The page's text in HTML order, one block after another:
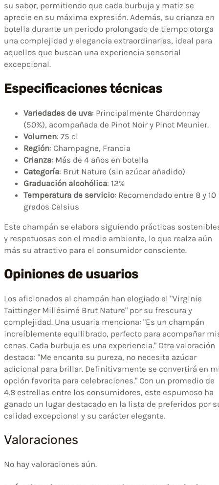
su sabor, permitiendo que cada burbuja y matiz se
aprecie en su máxima expresión. Además, su crianza en
botella durante un periodo prolongado de tiempo otorga
una complejidad y elegancia extraordinarias, ideal para
aquellos que buscan una experiencia sensorial
excepcional.
Especificaciones técnicas
Variedades de uva: Principalmente Chardonnay
(50%), acompañada de Pinot Noir y Pinot Meunier.
Volumen: 75 cl
Región: Champagne, Francia
Crianza: Más de 4 años en botella
Categoría: Brut Nature (sin azúcar añadido)
Graduación alcohólica: 12%
Temperatura de servicio: Recomendado entre 8 y 10
grados Celsius
Este champán se elabora siguiendo prácticas
y respetuosas con el medio ambiente, lo que realza aún
más su atractivo para el consumidor consciente.
Opiniones de usuarios
Los aficionados al champán han elogiado el "Virginie
Taittinger Millésimé Brut Nature" por su frescura y
complejidad. Una usuaria menciona: "Es un champán
increíblemente equilibrado, perfecto para acompañar
cenas. Cada burbuja es una experiencia." Otra valoración
destaca: "Me encanta su pureza, no necesita azúcar
adicional para brillar. Definitivamente se convertirá en
opción favorita para celebraciones." Con un promedio de
4.8 estrellas entre los consumidores, este espumoso ha
ganado un lugar destacado en la lista de preferidos por
calidad excepcional y su carácter elegante.
Valoraciones
No hay valoraciones aún.